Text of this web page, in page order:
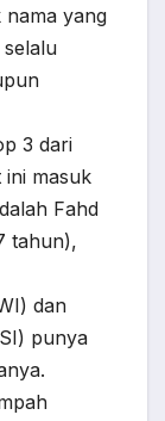
nama yang
3 dari
ini masuk
Fahd
tahun),
dan
punya